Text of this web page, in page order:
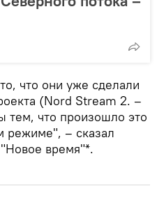
что они уже сделали
(Nord Stream 2. –
что произошло это
режиме", – сказал
время"*.